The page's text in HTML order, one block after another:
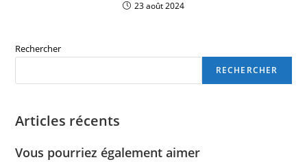
23 août 2024
Rechercher
RECHERCHER
Articles récents
Vous pourriez également aimer